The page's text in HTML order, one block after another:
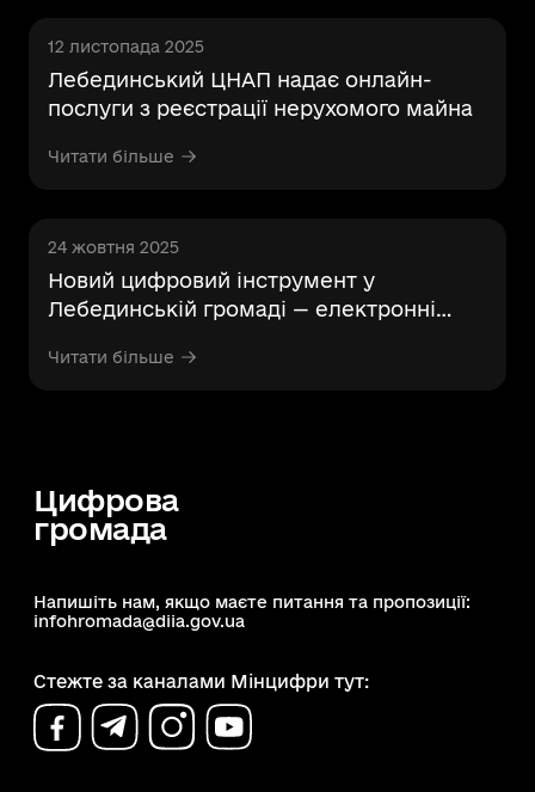
12 листопада 2025
Лебединський ЦНАП надає онлайн-
послуги з реєстрації нерухомого майна
Читати більше
24 жовтня 2025
Новий цифровий інструмент у
Лебединській громаді — електронні
Читати більше
Цифрова
громада
Напишіть нам, якщо маєте питання та пропозиції:
infohromada@diia.gov.ua
Стежте за каналами Мінцифри тут: